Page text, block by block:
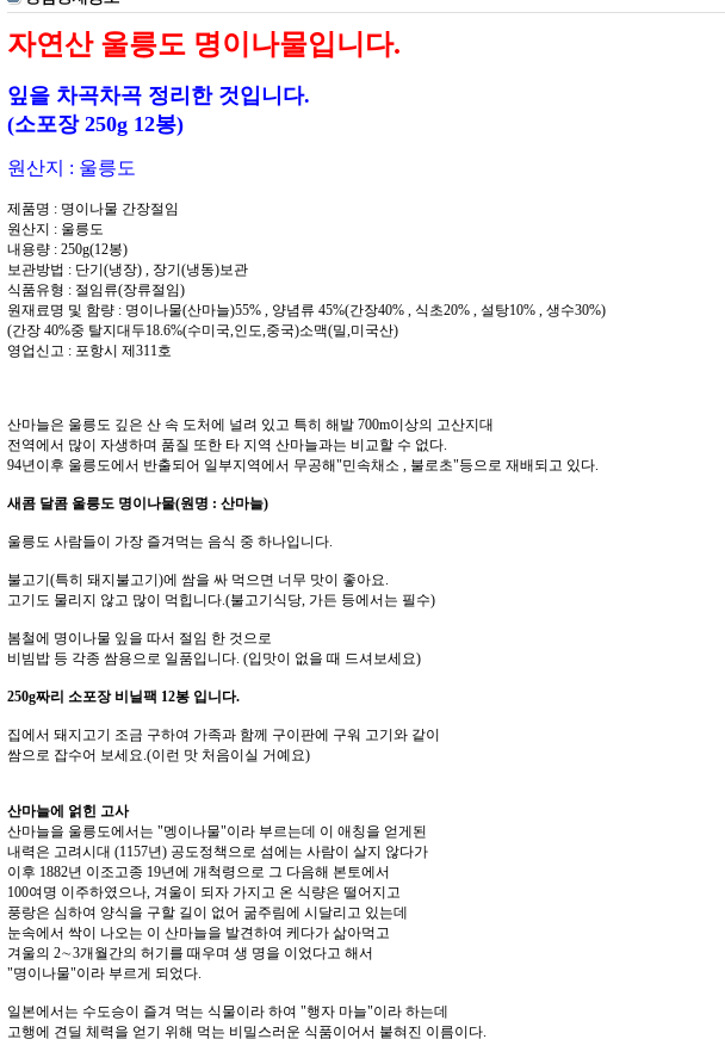
자연산 울릉도 명이나물입니다.
잎을 차곡차곡 정리한 것입니다.
(소포장 250g 12봉)
원산지 : 울릉도
제품명 : 명이나물 간장절임
원산지 : 울릉도
내용량 : 250g(12봉)
보관방법 : 단기(냉장) , 장기(냉동)보관
식품유형 : 절임류(장류절임)
원재료명 및 함량 : 명이나물(산마늘)55% , 양념류 45%(간장40% , 식초20% , 설탕10% , 생수30%)
(간장 40%중 탈지대두18.6%(수미국,인도,중국)소맥(밀,미국산)
영업신고 : 포항시 제311호
산마늘은 울릉도 깊은 산 속 도처에 널려 있고 특히 해발 700m이상의 고산지대
전역에서 많이 자생하며 품질 또한 타 지역 산마늘과는 비교할 수 없다.
94년이후 울릉도에서 반출되어 일부지역에서 무공해"민속채소 , 불로초"등으로 재배되고 있다.
새콤 달콤 울릉도 명이나물(원명 : 산마늘)
울릉도 사람들이 가장 즐겨먹는 음식 중 하나입니다.
불고기(특히 돼지불고기)에 쌈을 싸 먹으면 너무 맛이 좋아요.
고기도 물리지 않고 많이 먹힙니다.(불고기식당, 가든 등에서는 필수)
봄철에 명이나물 잎을 따서 절임 한 것으로
비빔밥 등 각종 쌈용으로 일품입니다. (입맛이 없을 때 드셔보세요)
250g짜리 소포장 비닐팩 12봉 입니다.
집에서 돼지고기 조금 구하여 가족과 함께 구이판에 구워 고기와 같이
쌈으로 잡수어 보세요.(이런 맛 처음이실 거예요)
산마늘에 얽힌 고사
산마늘을 울릉도에서는 "멩이나물"이라 부르는데 이 애칭을 얻게된
내력은 고려시대 (1157년) 공도정책으로 섬에는 사람이 살지 않다가
이후 1882년 이조고종 19년에 개척령으로 그 다음해 본토에서
100여명 이주하였으나, 겨울이 되자 가지고 온 식량은 떨어지고
풍랑은 심하여 양식을 구할 길이 없어 굶주림에 시달리고 있는데
눈속에서 싹이 나오는 이 산마늘을 발견하여 케다가 삶아먹고
겨울의 2∼3개월간의 허기를 때우며 생 명을 이었다고 해서
"명이나물"이라 부르게 되었다.
일본에서는 수도승이 즐겨 먹는 식물이라 하여 "행자 마늘"이라 하는데
고행에 견딜 체력을 얻기 위해 먹는 비밀스러운 식품이어서 붙혀진 이름이다.